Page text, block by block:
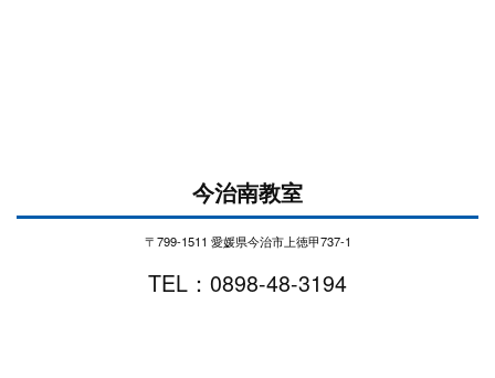
今治南教室
〒799-1511 愛媛県今治市上徳甲737-1
TEL：0898-48-3194